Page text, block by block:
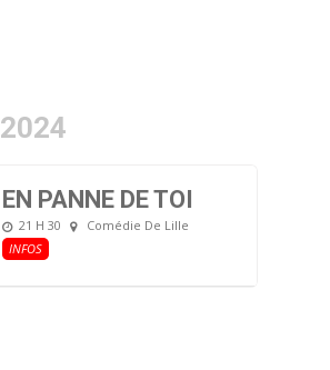
EN PANNE DE TOI
21 H 30
Comédie De Lille
INFOS